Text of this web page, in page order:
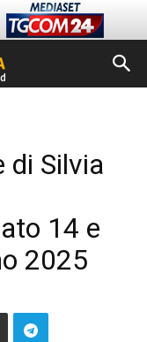
di Silvia
14 e
2025